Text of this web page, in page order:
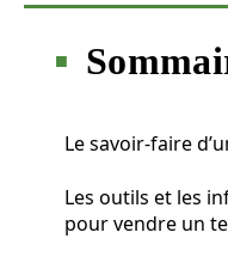
Le savoir-faire
Les outils et les
pour vendre un